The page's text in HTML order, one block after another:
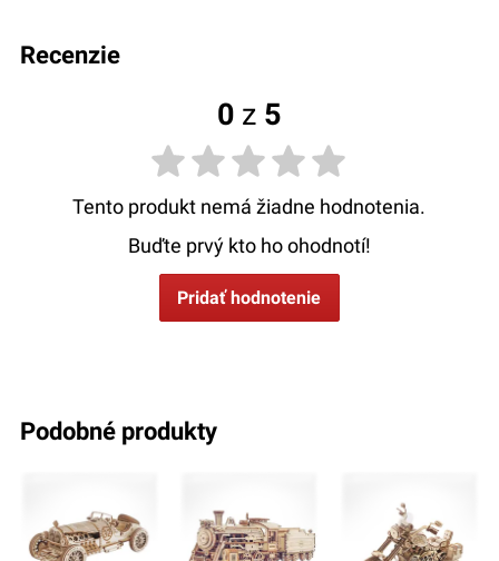
recenzie
0 z 5
Tento produkt nemá žiadne hodnotenia.
Buďte prvý kto ho ohodnotí!
Pridať hodnotenie
podobné produkty